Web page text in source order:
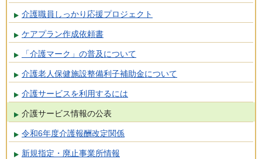
介護職員しっかり応援プロジェクト
ケアプラン作成依頼書
「介護マーク」の普及について
介護老人保健施設整備利子補助金について
介護サービスを利用するには
介護サービス情報の公表
令和6年度介護報酬改定関係
新規指定・廃止事業所情報